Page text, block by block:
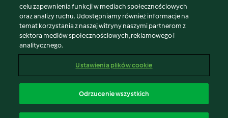
Warunki korzystania
Polityka prywatności
Disclaimer
Znak wydawcy
Zgłoś treść
Oświadczenie o dostępności
celu zapewnienia funkcji w mediach społecznościowych
oraz analizy ruchu. Udostępniamy również informacje na
temat korzystania z naszej witryny naszymi partnerom z
sektora mediów społecznościowych, reklamowego i
analitycznego.
Ustawienia plików cookie
Odrzucenie wszystkich